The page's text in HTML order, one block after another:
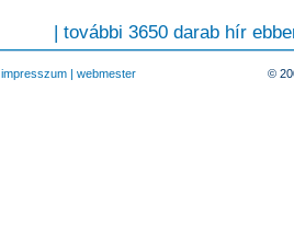
| további 3650 darab hír
impresszum | webmester ©